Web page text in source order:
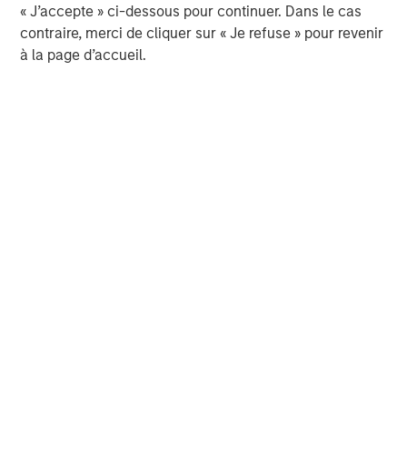
« J’accepte » ci-dessous pour continuer. Dans le cas
contraire, merci de cliquer sur « Je refuse » pour revenir
à la page d’accueil.
About Fusion